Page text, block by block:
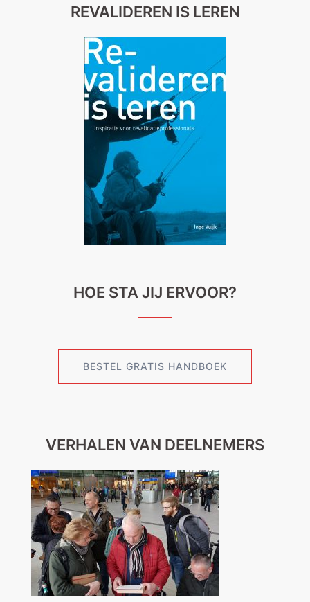
REVALIDEREN IS LEREN
HOE STA JIJ ERVOOR?
BESTEL GRATIS HANDBOEK
VERHALEN VAN DEELNEMERS